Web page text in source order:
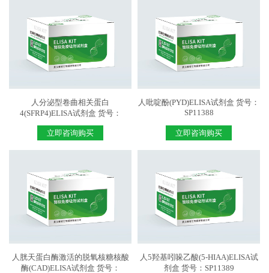
人分泌型卷曲相关蛋白
4(SFRP4)ELISA试剂盒 货号：
立即咨询购买
人吡啶酚(PYD)ELISA试剂盒 货号：
SP11388
立即咨询购买
人胱天蛋白酶激活的脱氧核糖核酸
酶(CAD)ELISA试剂盒 货号：
人5羟基吲哚乙酸(5-HIAA)ELISA试
剂盒 货号：SP11389